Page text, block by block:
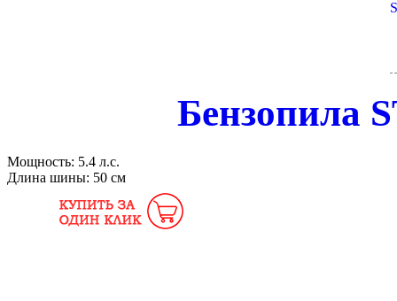
Бензопила
Мощность: 5.4 л.с.
Длина шины: 50 см